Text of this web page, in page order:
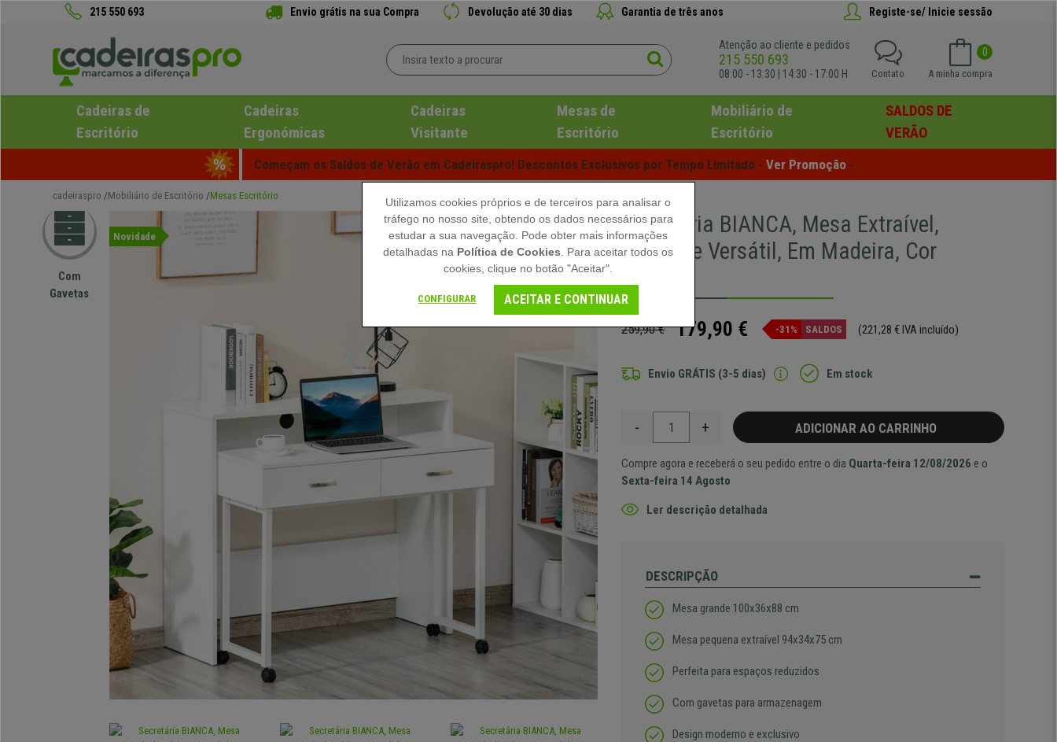
215 550 693 Envio grátis na sua Compra Devolução até 30 dias Garantia de três anos Registe-se/ Inicie sessão
Atenção ao cliente e pedidos
215 550 693
08:00 - 13:30 | 14:30 - 17:00 H
0
A minha compra
Contato
Cadeiras de
Escritório
Cadeiras
Ergonómicas
Cadeiras
Visitante
Mesas de
Escritório
Mobiliário de
Escritório
SALDOS DE
VERÃO
Começam os Saldos de Verão em Cadeiraspro! Descontos Exclusivos por Tempo Limitado - Ver Promoção -
cadeiraspro Mobiliário de Escritório Mesas Escritório
Com
Gavetas
Novidade
Secretária BIANCA, Mesa Extraível,
Prática e Versátil, Em Madeira, Cor
Branco
259,90 € 179,90 € -31% SALDOS (221,28 € IVA incluído)
Envio GRÁTIS (3-5 dias) Em stock
- + ADICIONAR AO CARRINHO
Compre agora e receberá o seu pedido entre o dia Quarta-feira 12/08/2026 e o
Sexta-feira 14 Agosto
Ler descrição detalhada
DESCRIPÇÃO
Mesa grande 100x36x88 cm
Mesa pequena extraível 94x34x75 cm
Perfeita para espaços reduzidos
Com gavetas para armazenagem
Design moderno e exclusivo
Utilizamos cookies próprios e de terceiros para analisar o
tráfego no nosso site, obtendo os dados necessários para
estudar a sua navegação. Pode obter mais informações
detalhadas na Política de Cookies . Para aceitar todos os
cookies, clique no botão "Aceitar".
CONFIGURAR ACEITAR E CONTINUAR